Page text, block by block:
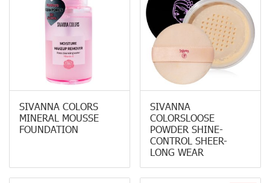
SIVANNA COLORS
MINERAL MOUSSE
FOUNDATION
SIVANNA
COLORSLOOSE
POWDER SHINE-
CONTROL SHEER-
LONG WEAR